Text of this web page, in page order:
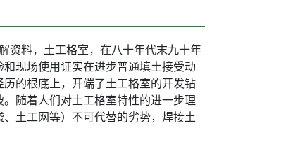
资料，土工格室，在八十年代末九十年
现场使用证实在进步普通填土接受动
的根底上，开端了土工格室的开发钻
随着人们对土工格室特性的进一步理
土工网等）不可代替的劣势，焊接土